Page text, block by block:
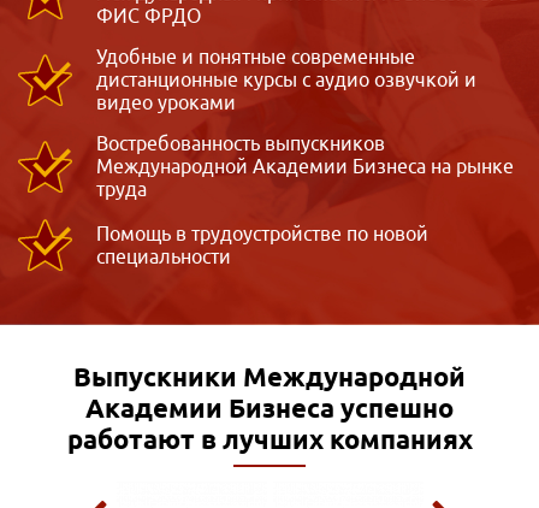
ФИС ФРДО
Удобные и понятные современные
дистанционные курсы с аудио озвучкой и
видео уроками
Востребованность выпускников
Международной Академии Бизнеса на рынке
труда
Помощь в трудоустройстве по новой
специальности
Выпускники Международной
Академии Бизнеса успешно
работают в лучших компаниях